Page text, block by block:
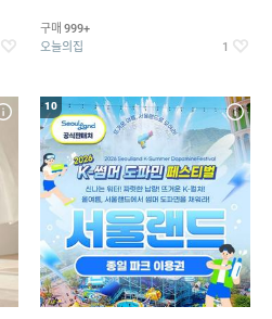
구매 999+
오늘의집 1
10